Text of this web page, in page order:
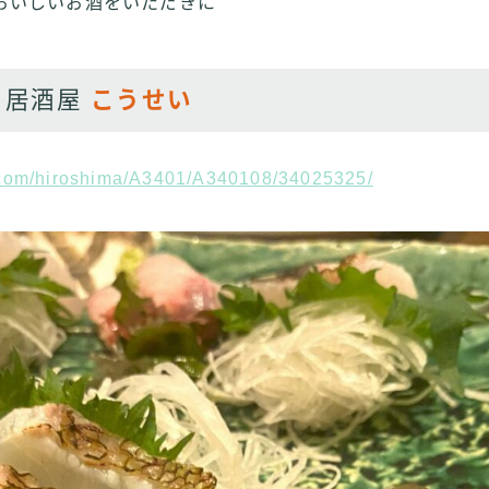
酒屋 こうせい
hiroshima/A3401/A340108/34025325/